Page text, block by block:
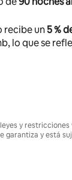
recibe un5 %
lo que se
y
garantiza y está